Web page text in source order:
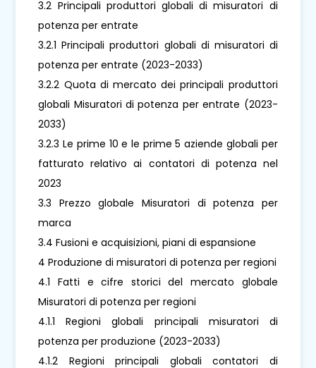
3.2 Principali produttori globali di misuratori di
potenza per entrate
3.2.1 Principali produttori globali di misuratori di
potenza per entrate (2023-2033)
3.2.2 Quota di mercato dei principali produttori
globali Misuratori di potenza per entrate (2023-
2033)
3.2.3 Le prime 10 e le prime 5 aziende globali per
fatturato relativo ai contatori di potenza nel
2023
3.3 Prezzo globale Misuratori di potenza per
marca
3.4 Fusioni e acquisizioni, piani di espansione
4 Produzione di misuratori di potenza per regioni
4.1 Fatti e cifre storici del mercato globale
Misuratori di potenza per regioni
4.1.1 Regioni globali principali misuratori di
potenza per produzione (2023-2033)
4.1.2 Regioni principali globali contatori di